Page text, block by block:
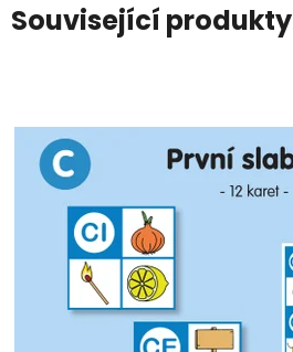
Související produkty